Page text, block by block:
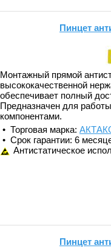
Пинцет
Монтажный прямой
высококачественной
обеспечивает полный
Предназначен для
компонентами.
• Торговая марка:
• Срок гарантии: 6
Антистатическое
Пинцет